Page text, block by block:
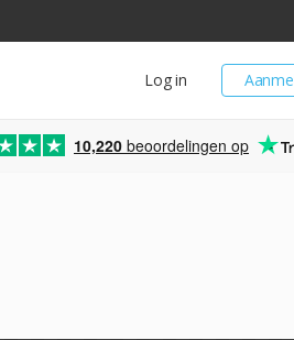
Log in
10,220 beoordelingen op